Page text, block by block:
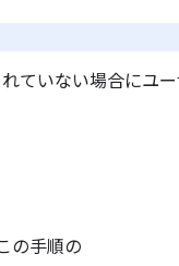
ていない場合にユ
の手順の